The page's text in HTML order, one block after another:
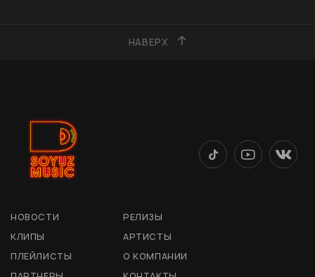
НАВЕРХ
НОВОСТИ
РЕЛИЗЫ
КЛИПЫ
АРТИСТЫ
ПЛЕЙЛИСТЫ
О КОМПАНИИ